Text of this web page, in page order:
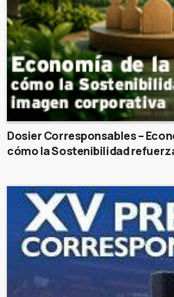
Dosier Corresponsables –
cómo la Sostenibilidad